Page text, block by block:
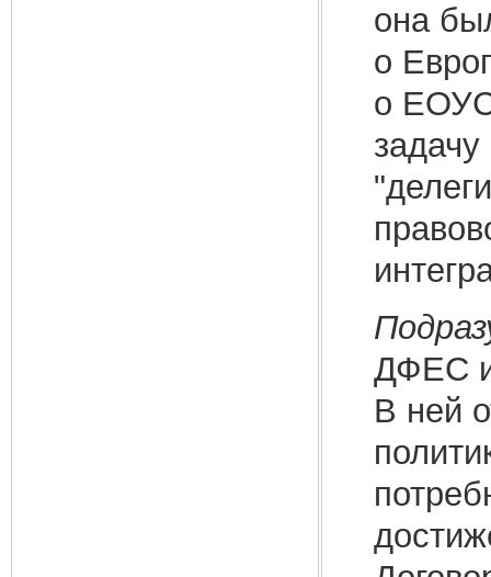
она
о
о ЕОУС
ДФЕС и
В ней